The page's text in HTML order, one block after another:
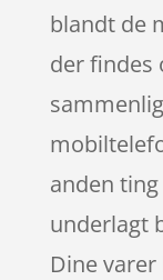
blandt de
der findes
anden
underlagt
Dine